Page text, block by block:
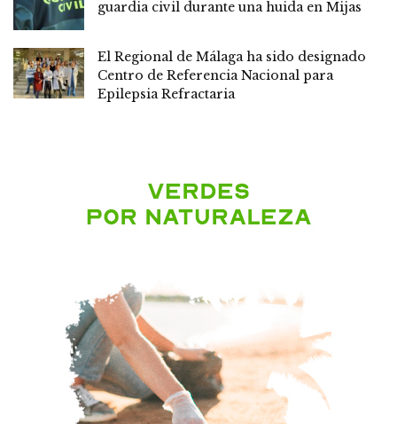
guardia civil durante una huida en Mijas
El Regional de Málaga ha sido designado
Centro de Referencia Nacional para
Epilepsia Refractaria